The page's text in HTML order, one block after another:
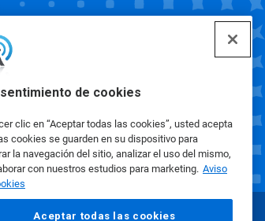
de cookies
clic en “Aceptar todas las cookies”, usted acepta
cookies se guarden en su dispositivo para
la navegación del sitio, analizar el uso del mismo,
con nuestros estudios para marketing. Aviso
Aceptar todas las cookies